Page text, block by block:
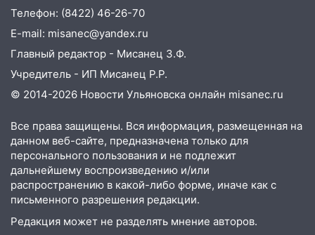
Телефон: (8422) 46-26-70
E-mail: misanec@yandex.ru
Главный редактор - Мисанец З.Ф.
Учредитель - ИП Мисанец Р.Р.
© 2014-2026 Новости Ульяновска онлайн misanec.ru
Все права защищены. Вся информация, размещенная на
данном веб-сайте, предназначена только для
персонального пользования и не подлежит
дальнейшему воспроизведению и/или
распространению в какой-либо форме, иначе как с
письменного разрешения редакции.
Редакция может не разделять мнение авторов.